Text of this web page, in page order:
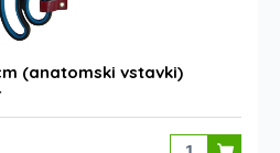
(anatomski vstavki)